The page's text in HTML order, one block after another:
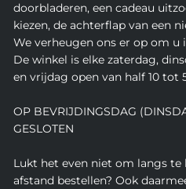
doorbladeren, een cadeau
kiezen, de achterflap van een
We verheugen ons er op om
De winkel is elke zaterdag,
en vrijdag open van half 10 tot
OP BEVRIJDINGSDAG
GESLOTEN
Lukt het even niet om langs
afstand bestellen? Ook